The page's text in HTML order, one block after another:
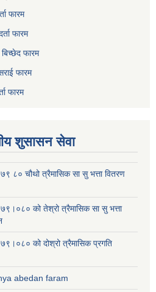
फारम
फारम
फारम
फारम
फारम
शुसासन सेवा
८० चौथो त्रैमासिक सा सु भत्ता वितरण
को तेश्रो त्रैमासिक सा सु भत्ता
को दोश्रो त्रैमासिक प्रगति
abedan faram